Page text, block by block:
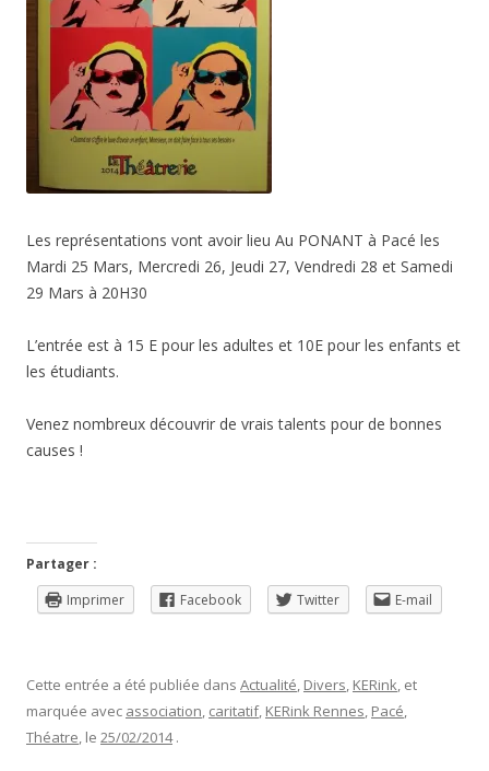
Les représentations vont avoir lieu Au PONANT à Pacé les
Mardi 25 Mars, Mercredi 26, Jeudi 27, Vendredi 28 et Samedi
29 Mars à 20H30
L’entrée est à 15 E pour les adultes et 10E pour les enfants et
les étudiants.
Venez nombreux découvrir de vrais talents pour de bonnes
causes !
Partager :
Imprimer
Facebook Twitter E-mail
Cette entrée a été publiée dans Actualité, Divers, KERink, et
marquée avec association, caritatif, KERink Rennes, Pacé,
Théatre, le 25/02/2014 .